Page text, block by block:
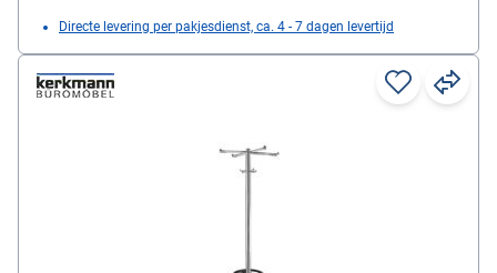
Directe levering per pakjesdienst, ca. 4 - 7 dagen levertijd